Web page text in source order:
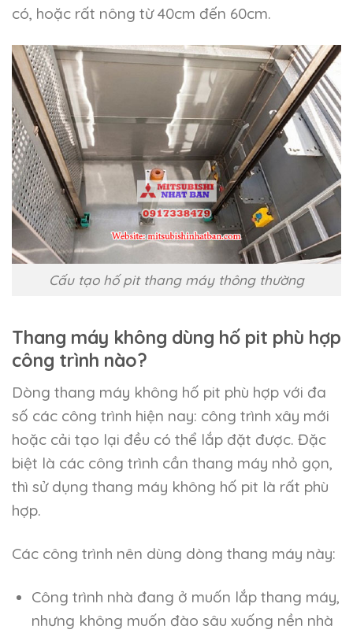
có, hoặc rất nông từ 40cm đến 60cm.
Cấu tạo hố pit thang máy thông thường
Thang máy không dùng hố pit phù hợp
công trình nào?
Dòng thang máy không hố pit phù hợp với đa
số các công trình hiện nay: công trình xây mới
hoặc cải tạo lại đều có thể lắp đặt được. Đặc
biệt là các công trình cần thang máy nhỏ gọn,
thì sử dụng thang máy không hố pit là rất phù
hợp.
Các công trình nên dùng dòng thang máy này:
Công trình nhà đang ở muốn lắp thang máy,
nhưng không muốn đào sâu xuống nền nhà